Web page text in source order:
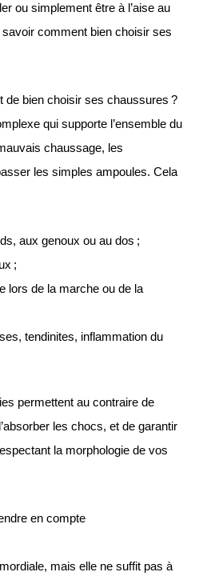
ou simplement être à l’aise au
comment bien choisir ses
de bien choisir ses chaussures ?
qui supporte l’ensemble du
chaussage, les
les simples ampoules. Cela
aux genoux ou au dos ;
;
lors de la marche ou de la
tendinites, inflammation du
permettent au contraire de
les chocs, et de garantir
la morphologie de vos
en compte
mais elle ne suffit pas à